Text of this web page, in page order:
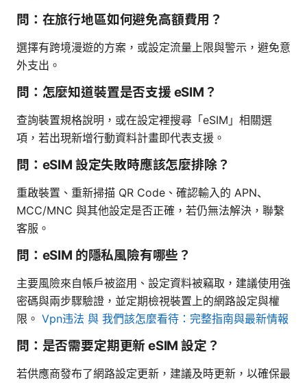
問：在旅行地區如何避免高額費用？
選擇有跨境漫遊的方案，或設定流量上限與警示，避免意
外支出。
問：怎麼知道裝置是否支援 eSIM？
查詢裝置規格說明，或在設定裡搜尋「eSIM」相關選
項，若出現新增行動資料計畫即代表支援。
問：eSIM 設定失敗時應該怎麼排除？
重啟裝置、重新掃描 QR Code、確認輸入的 APN、
MCC/MNC 與其他設定是否正確，若仍無法解決，聯繫
客服。
問：eSIM 的隱私風險有哪些？
主要風險來自帳戶被盜用、設定資料被竊取，建議使用強
密碼與兩步驟驗證，並定期檢視裝置上的網路設定與權
限。 Vpn违法 與 我們該怎麼看待：完整指南與最新情報
問：是否需要定期更新 eSIM 設定？
若供應商發布了網路設定更新，建議及時更新，以確保最